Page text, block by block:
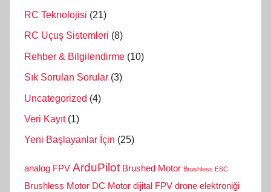
RC Teknolojisi (21)
RC Uçuş Sistemleri (8)
Rehber & Bilgilendirme (10)
Sık Sorulan Sorular (3)
Uncategorized (4)
Veri Kayıt(1)
Yeni Başlayanlar İçin (25)
analog FPV ArduPilot Brushed Motor Brushless ESC
Brushless Motor DC Motor dijital FPV drone elektroniği